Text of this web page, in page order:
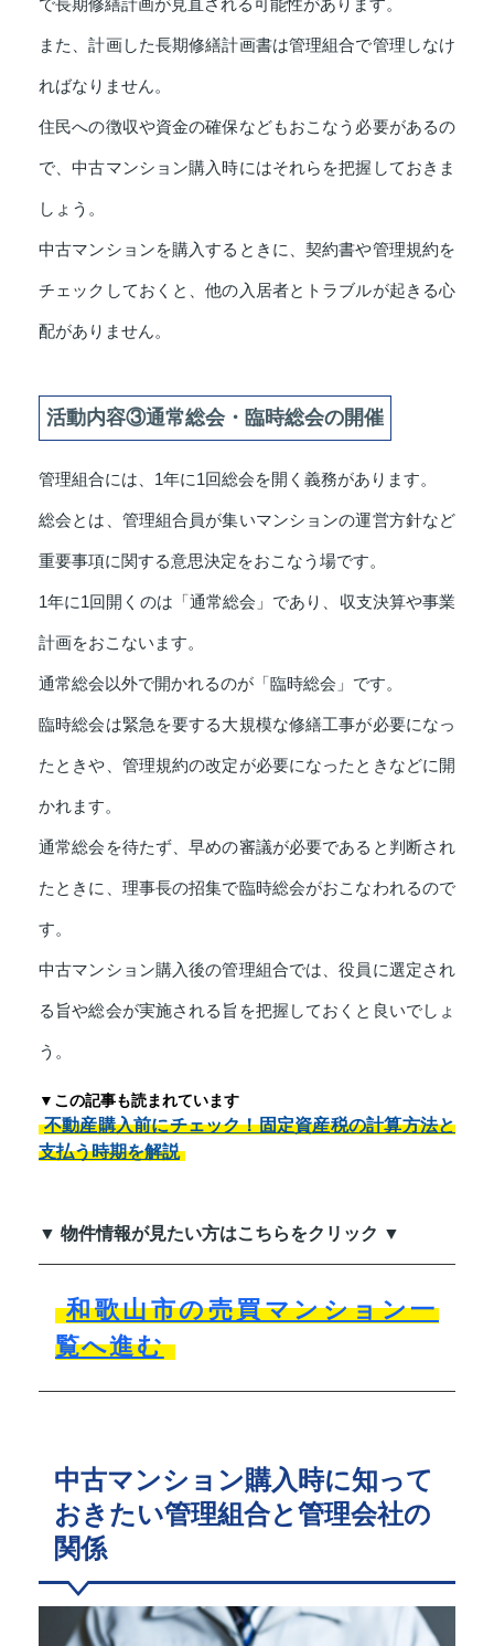
で長期修繕計画が見直される可能性があります。
また、計画した長期修繕計画書は管理組合で管理しなけ
ればなりません。
住民への徴収や資金の確保などもおこなう必要があるの
で、中古マンション購入時にはそれらを把握しておきま
しょう。
中古マンションを購入するときに、契約書や管理規約を
チェックしておくと、他の入居者とトラブルが起きる心
配がありません。
活動内容③通常総会・臨時総会の開催
管理組合には、1年に1回総会を開く義務があります。
総会とは、管理組合員が集いマンションの運営方針など
重要事項に関する意思決定をおこなう場です。
1年に1回開くのは「通常総会」であり、収支決算や事業
計画をおこないます。
通常総会以外で開かれるのが「臨時総会」です。
臨時総会は緊急を要する大規模な修繕工事が必要になっ
たときや、管理規約の改定が必要になったときなどに開
かれます。
通常総会を待たず、早めの審議が必要であると判断され
たときに、理事長の招集で臨時総会がおこなわれるので
す。
中古マンション購入後の管理組合では、役員に選定され
る旨や総会が実施される旨を把握しておくと良いでしょ
う。
▼この記事も読まれています
不動産購入前にチェック！固定資産税の計算方法と
支払う時期を解説
▼ 物件情報が見たい方はこちらをクリック ▼
和歌山市の売買マンション一
覧へ進む
中古マンション購入時に知って
おきたい管理組合と管理会社の
関係